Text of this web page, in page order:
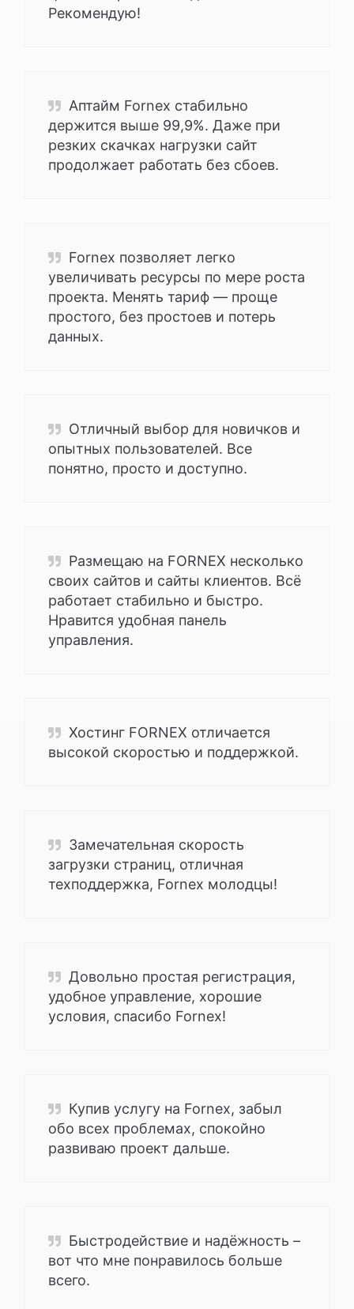
Рекомендую!
Аптайм Fornex стабильно
держится выше 99,9%. Даже при
резких скачках нагрузки сайт
продолжает работать без сбоев.
Fornex позволяет легко
увеличивать ресурсы по мере роста
проекта. Менять тариф — проще
простого, без простоев и потерь
данных.
Отличный выбор для новичков и
опытных пользователей. Все
понятно, просто и доступно.
Размещаю на FORNEX несколько
своих сайтов и сайты клиентов. Всё
работает стабильно и быстро.
Нравится удобная панель
управления.
Хостинг FORNEX отличается
высокой скоростью и поддержкой.
Замечательная скорость
загрузки страниц, отличная
техподдержка, Fornex молодцы!
Довольно простая регистрация,
удобное управление, хорошие
условия, спасибо Fornex!
Купив услугу на Fornex, забыл
обо всех проблемах, спокойно
развиваю проект дальше.
Быстродействие и надёжность –
вот что мне понравилось больше
всего.